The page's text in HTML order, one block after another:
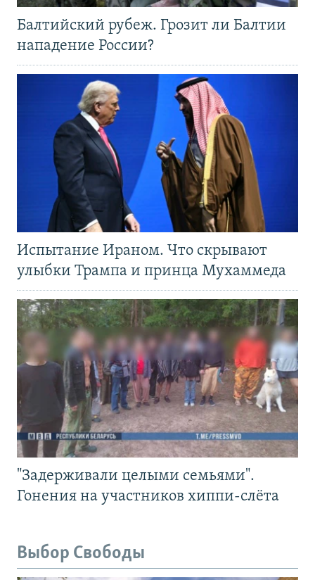
Балтийский рубеж. Грозит ли Балтии
нападение России?
Испытание Ираном. Что скрывают
улыбки Трампа и принца Мухаммеда
"Задерживали целыми семьями".
Гонения на участников хиппи-слёта
Выбор Свободы